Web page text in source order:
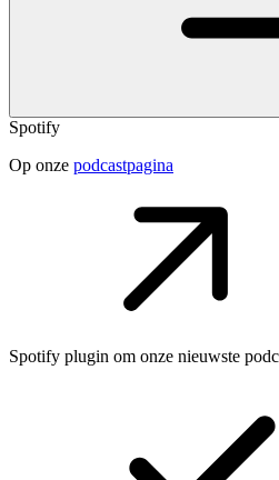
Spotify
Op onze podcastpagina
Spotify plugin om onze nieuwste